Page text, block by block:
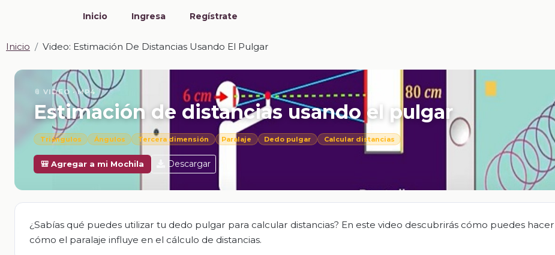
Inicio Ingresa Regístrate
Inicio Video: Estimación De Distancias Usando El Pulgar
📎 VIDEO · MP4
Estimación de distancias usando el pulgar
Triángulos Ángulos Tercera dimensión Paralaje Dedo pulgar Calcular distancias
🎒 Agregar a mi Mochila Descargar
¿Sabías qué puedes utilizar tu dedo pulgar para calcular distancias? En este video descubrirás cómo puedes
cómo el paralaje influye en el cálculo de distancias.